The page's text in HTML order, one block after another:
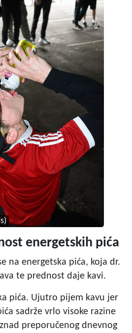
energetskih pića
na energetska pića, koja dr.
te prednost daje kavi.
pića. Ujutro pijem kavu jer
sadrže vrlo visoke razine
preporučenog dnevnog